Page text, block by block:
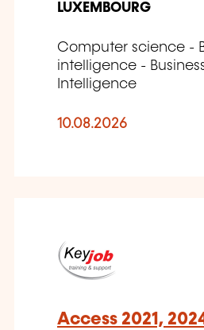
LUXEMBOURG
Computer science -
intelligence -
Intelligence
10.08.2026
Access 2021,